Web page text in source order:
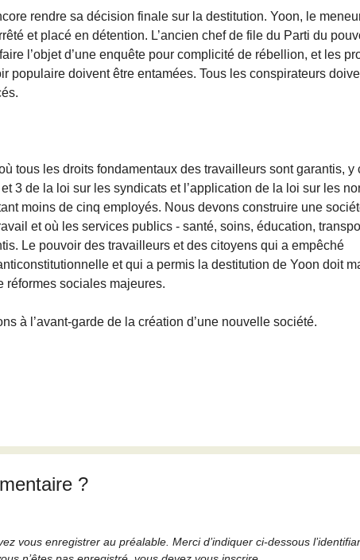
rendre sa décision finale sur la destitution. Yoon, le
et placé en détention. L’ancien chef de file du Parti du
l’objet d’une enquête pour complicité de rébellion, et les
populaire doivent être entamées. Tous les conspirateurs
tous les droits fondamentaux des travailleurs sont garantis, y
3 de la loi sur les syndicats et l’application de la loi sur les
moins de cinq employés. Nous devons construire une
et où les services publics - santé, soins, éducation,
Le pouvoir des travailleurs et des citoyens qui a empêché
et qui a permis la destitution de Yoon doit
réformes sociales majeures.
à l’avant-garde de la création d’une nouvelle société.
?
vous enregistrer au préalable. Merci d’indiquer ci-dessous